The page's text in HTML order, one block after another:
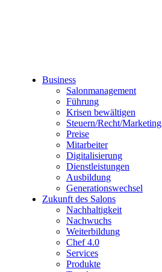
Business
Salonmanagement
Führung
Krisen bewältigen
Steuern/Recht/Marketing
Preise
Mitarbeiter
Digitalisierung
Dienstleistungen
Ausbildung
Generationswechsel
Zukunft des Salons
Nachhaltigkeit
Nachwuchs
Weiterbildung
Chef 4.0
Services
Produkte